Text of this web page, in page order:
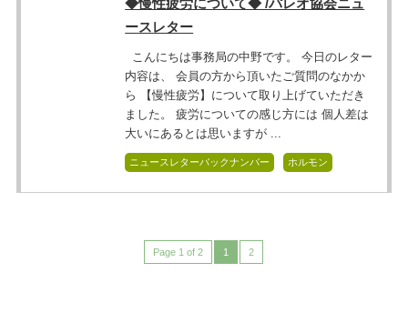
ースレター
こんにちは事務局の中野です。 今日のレター
内容は、 会員の方から頂いたご質問のなかか
ら 【慢性疲労】について取り上げていただき
ました。 疲労についての感じ方には 個人差は
大いにあるとは思いますが ...
ニュースレターバックナンバー ホルモン
Page 1 of 2 1 2